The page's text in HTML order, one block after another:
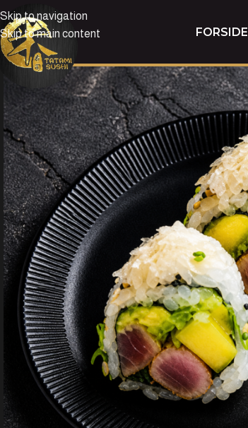
Skip to navigation
Skip to main content
FORSIDE